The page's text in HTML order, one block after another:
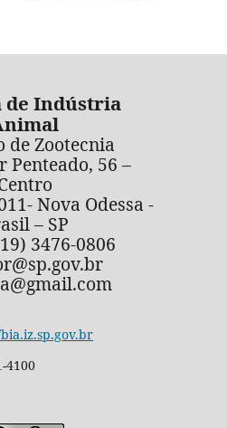
de Indústria
Zootecnia
Penteado, 56 –
Nova Odessa -
– SP
3476-0806
4100